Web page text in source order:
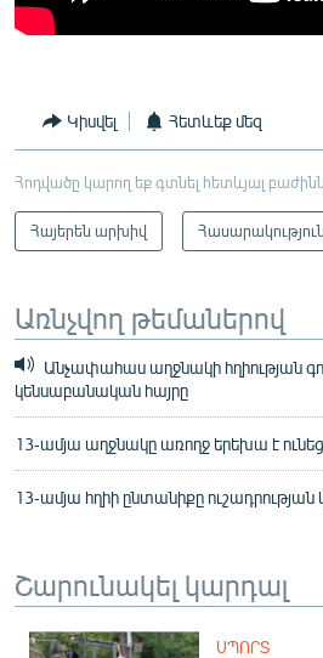
Կիսվել Հետևեք մեզ
Հոդվածը կարող եք գտնել հետևյալ
Հայերեն արխիվ Հասարակություն
Առնչվող թեմաներով
Անչափահաս աղջնակի հղիության
կենսաբանական հայրը
13-ամյա աղջնակը առողջ երեխա է
13-ամյա հղիի ընտանիքը ուշադրության
Շարունակել կարդալ
ՍՊՈՐՏ